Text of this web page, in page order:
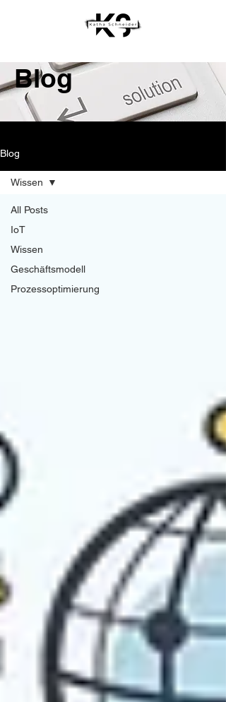
Blog
Blog
All Posts
IoT
Wissen
Geschäftsmodell
Prozessoptimierung
Wissen